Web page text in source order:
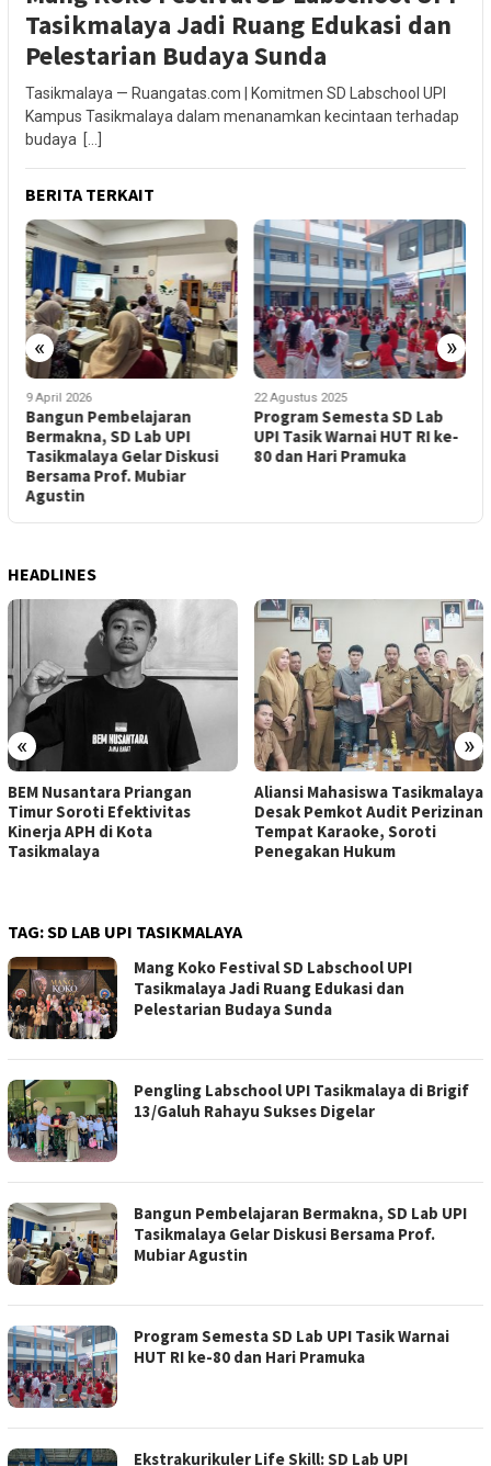
Tasikmalaya Jadi Ruang Edukasi dan
Pelestarian Budaya Sunda
Tasikmalaya — Ruangatas.com | Komitmen SD Labschool UPI
Kampus Tasikmalaya dalam menanamkan kecintaan terhadap
budaya […]
BERITA TERKAIT
« »
9 April 2026
Bangun Pembelajaran
Bermakna, SD Lab UPI
Tasikmalaya Gelar Diskusi
Bersama Prof. Mubiar
Agustin
22 Agustus 2025
Program Semesta SD Lab
UPI Tasik Warnai HUT RI ke-
80 dan Hari Pramuka
HEADLINES
« »
BEM Nusantara Priangan
Timur Soroti Efektivitas
Kinerja APH di Kota
Tasikmalaya
Aliansi Mahasiswa Tasikmalaya
Desak Pemkot Audit Perizinan
Tempat Karaoke, Soroti
Penegakan Hukum
TAG:SD LAB UPI TASIKMALAYA
Mang Koko Festival SD Labschool UPI
Tasikmalaya Jadi Ruang Edukasi dan
Pelestarian Budaya Sunda
Pengling Labschool UPI Tasikmalaya di Brigif
13/Galuh Rahayu Sukses Digelar
Bangun Pembelajaran Bermakna, SD Lab UPI
Tasikmalaya Gelar Diskusi Bersama Prof.
Mubiar Agustin
Program Semesta SD Lab UPI Tasik Warnai
HUT RI ke-80 dan Hari Pramuka
Ekstrakurikuler Life Skill: SD Lab UPI